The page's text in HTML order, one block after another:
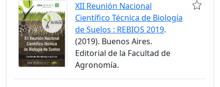
XII Reunión Nacional
Científico Técnica de Biología
de Suelos : REBIOS 2019.
(2019). Buenos Aires.
Editorial de la Facultad de
Agronomía.